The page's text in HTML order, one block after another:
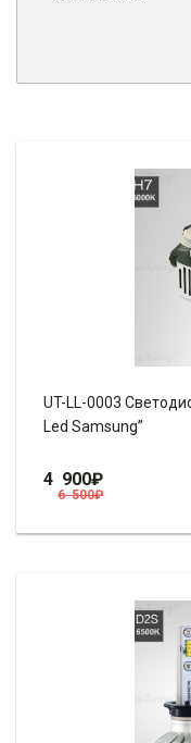
UT-LL-0003
Led Samsung”
6 500₽
4 900₽